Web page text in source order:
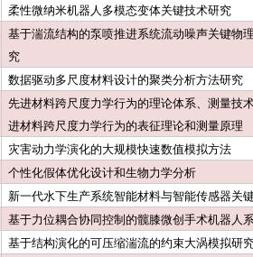
柔性微纳米机器人多模态变体关键技术研究
基于湍流结构的泵喷推进系统流动噪声关键物
究
数据驱动多尺度材料设计的聚类分析方法研究
先进材料跨尺度力学行为的理论体系、测量技
进材料跨尺度力学行为的表征理论和测量原理
灾害动力学演化的大规模快速数值模拟方法
个性化假体优化设计和生物力学分析
新一代水下生产系统智能材料与智能传感器关
基于力位耦合协同控制的髋膝微创手术机器人
基于结构演化的可压缩湍流的约束大涡模拟研